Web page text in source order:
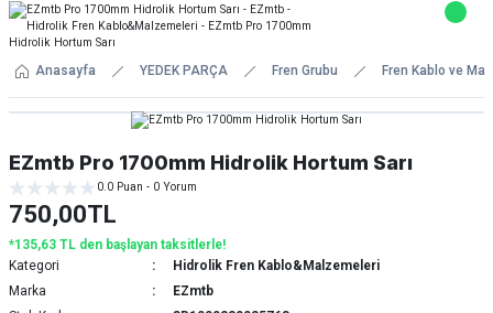
Anasayfa YEDEK PARÇA Fren Grubu Fren Kablo ve
EZmtb Pro 1700mm Hidrolik Hortum Sarı
0.0 Puan - 0 Yorum
750,00TL
*135,63 TL den başlayan taksitlerle!
Kategori
Hidrolik Fren Kablo&Malzemeleri
Marka
EZmtb